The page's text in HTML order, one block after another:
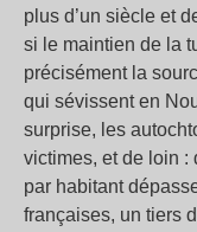
plus d’un siècle et
si le maintien de la
précisément la
qui sévissent en
surprise, les
victimes, et de loin :
par habitant
françaises, un tiers